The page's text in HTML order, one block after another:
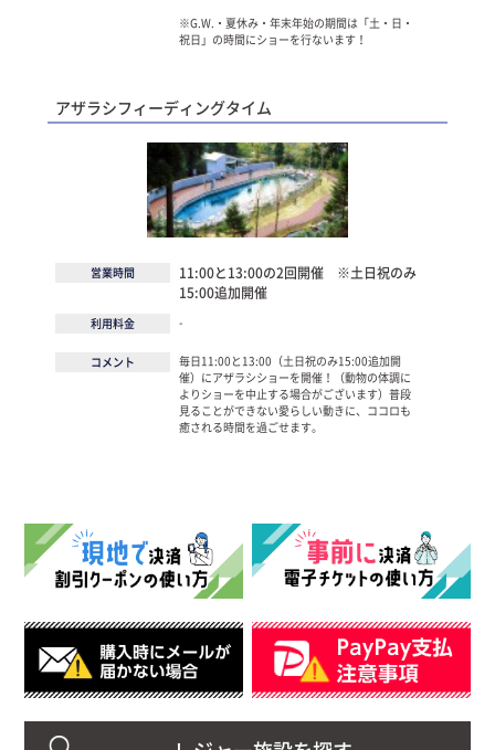
※G.W.・夏休み・年末年始の期間は「土・日・
祝日」の時間にショーを行ないます！
アザラシフィーディングタイム
営業時間
11:00と13:00の2回開催 ※土日祝のみ
15:00追加開催
利用料金 -
コメント
毎日11:00と13:00（土日祝のみ15:00追加開
催）にアザラシショーを開催！（動物の体調に
よりショーを中止する場合がございます）普段
見ることができない愛らしい動きに、ココロも
癒される時間を過ごせます。